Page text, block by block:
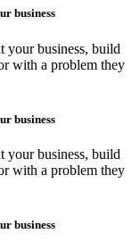
business
your business, build
with a problem they
business
your business, build
with a problem they
business